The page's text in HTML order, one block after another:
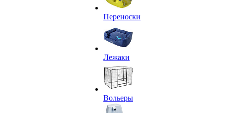
Переноски
Лежаки
Вольеры